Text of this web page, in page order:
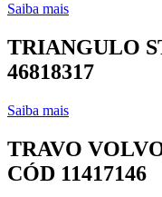
Saiba mais
TRIANGULO
46818317
Saiba mais
TRAVO
CÓD 11417146